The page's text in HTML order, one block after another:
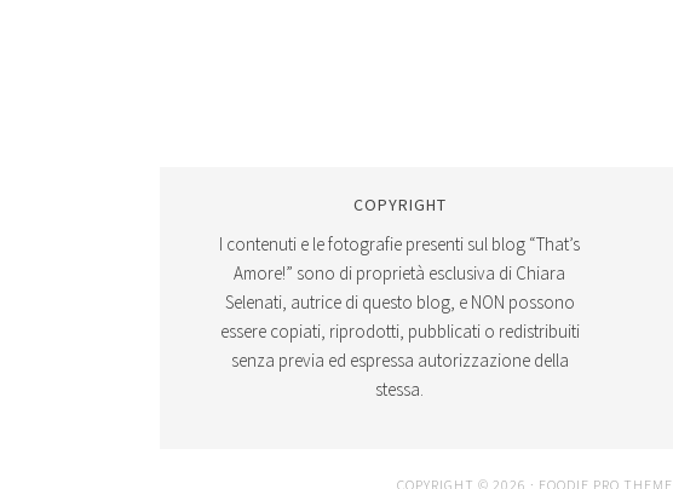
COPYRIGHT
I contenuti e le fotografie presenti sul blog “That’s
Amore!” sono di proprietà esclusiva di Chiara
Selenati, autrice di questo blog, e NON possono
essere copiati, riprodotti, pubblicati o redistribuiti
senza previa ed espressa autorizzazione della
stessa.
COPYRIGHT © 2026 · FOODIE PRO THEME